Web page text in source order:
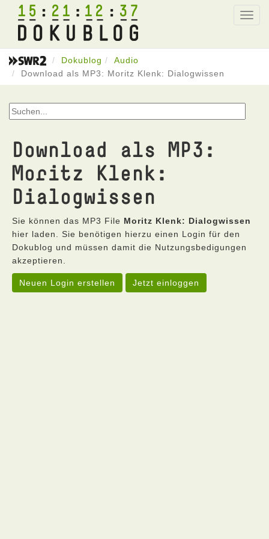
15 21 12 37
Dokublog
Audio
Download als MP3: Moritz Klenk: Dialogwissen
Download als MP3:
Moritz Klenk:
Dialogwissen
Sie können das MP3 File Moritz Klenk: Dialogwissen
hier laden. Sie benötigen hierzu einen Login für den
Dokublog und müssen damit die Nutzungsbedigungen
akzeptieren.
Neuen Login erstellen Jetzt einloggen